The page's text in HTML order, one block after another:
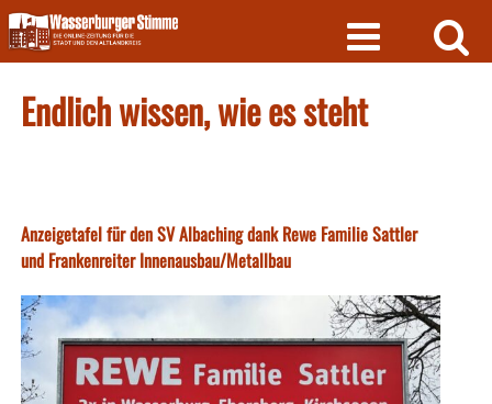
Skip
to
content
Endlich wissen, wie es steht
Anzeigetafel für den SV Albaching dank Rewe Familie Sattler
und Frankenreiter Innenausbau/Metallbau